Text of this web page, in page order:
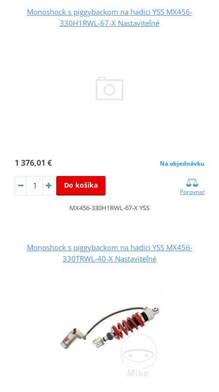
Monoshock s piggybackom na hadici YSS MX456-
330H1RWL-67-X Nastaviteľné
1 376,01 € Na objednávku
Do košíka
Porovnať
MX456-330H1RWL-67-X YSS
Monoshock s piggybackom na hadici YSS MX456-
330TRWL-40-X Nastaviteľné